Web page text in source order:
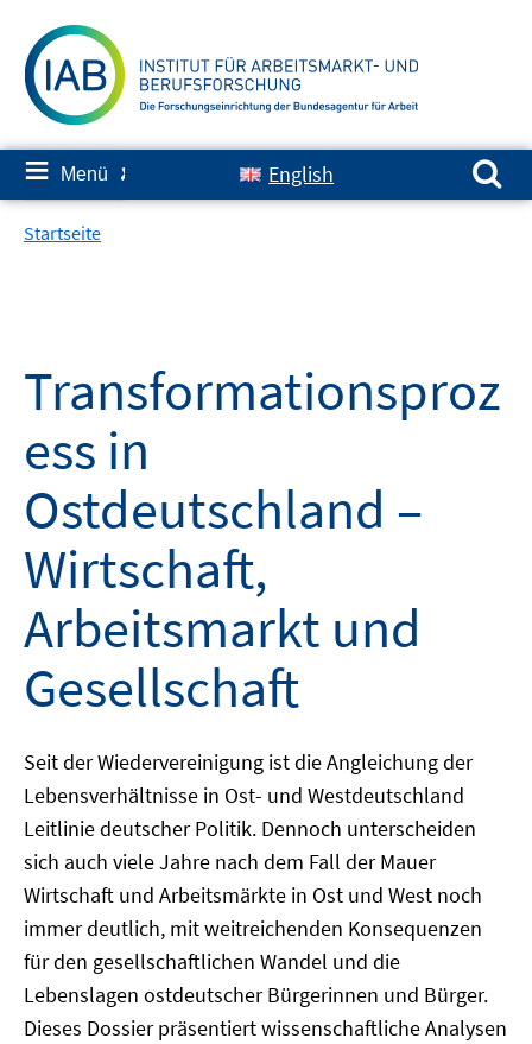
zum
Inhalt
≡ Menü ✘ English
Suchen nach:
Startseite
Transformationsproz
ess in
Ostdeutschland –
Wirtschaft,
Arbeitsmarkt und
Gesellschaft
Seit der Wiedervereinigung ist die Angleichung der
Lebensverhältnisse in Ost- und Westdeutschland
Leitlinie deutscher Politik. Dennoch unterscheiden
sich auch viele Jahre nach dem Fall der Mauer
Wirtschaft und Arbeitsmärkte in Ost und West noch
immer deutlich, mit weitreichenden Konsequenzen
für den gesellschaftlichen Wandel und die
Lebenslagen ostdeutscher Bürgerinnen und Bürger.
Dieses Dossier präsentiert wissenschaftliche Analysen